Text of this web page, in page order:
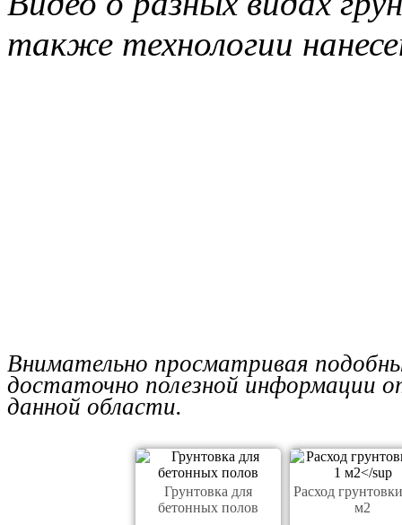
также технологии
Внимательно просматривая
достаточно полезной информации
данной области.
Грунтовка для
бетонных полов
Расход
м2